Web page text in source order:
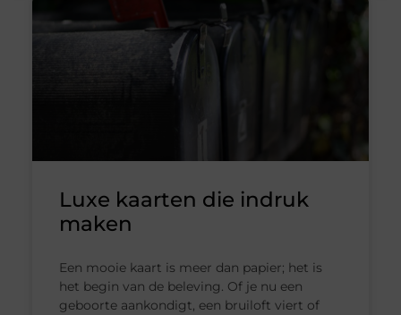
Luxe kaarten die indruk
maken
Een mooie kaart is meer dan papier; het is
het begin van de beleving. Of je nu een
geboorte aankondigt, een bruiloft viert of